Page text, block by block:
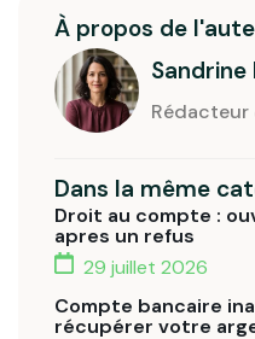
À propos de
Rédacteur
Dans la même
Droit au compte :
apres un refus
29 juillet 2026
Compte bancaire
récupérer votre